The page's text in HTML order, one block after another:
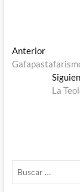
de
entradas
AnteriorEntrada
anterior:
La